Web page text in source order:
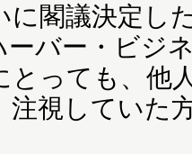
閣議決定し
ーバー・ビジ
とっても、他
注視していた